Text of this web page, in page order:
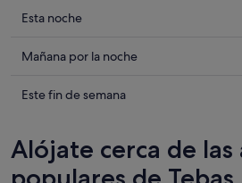
Comprueba
precios
Tebas
noche,
Esta noche
Comprueba
precios
para
mañana
Mañana por la noche
Comprueba
en
Tebas
Este fin de semana
Alójate cerca de